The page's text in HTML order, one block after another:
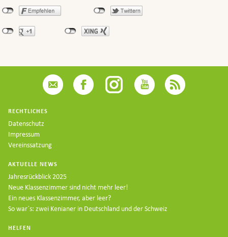
RECHTLICHES
Datenschutz
Impressum
Vereinssatzung
AKTUELLE NEWS
Jahresrückblick 2025
Neue Klassenzimmer sind nicht mehr leer!
Ein neues Klassenzimmer, aber leer?
So war`s: zwei Kenianer in Deutschland und der Schweiz
HELFEN